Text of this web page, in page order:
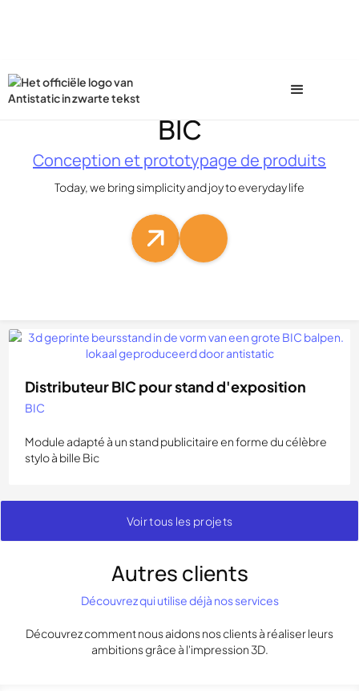
BIC
Conception et prototypage de produits
Today, we bring simplicity and joy to everyday life
Distributeur BIC pour stand d'exposition
BIC
Module adapté à un stand publicitaire en forme du célèbre
stylo à bille Bic
Voir tous les projets
Autres clients
Découvrez qui utilise déjà nos services
Découvrez comment nous aidons nos clients à réaliser leurs
ambitions grâce à l'impression 3D.